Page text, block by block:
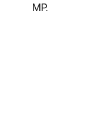
MP.